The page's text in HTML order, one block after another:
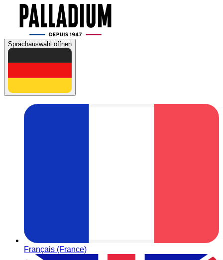
Sprachauswahl öffnen
Français (France)